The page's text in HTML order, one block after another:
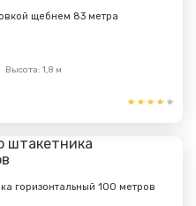
щебнем 83 метра
Высота: 1,8 м
горизонтальный 100 метров